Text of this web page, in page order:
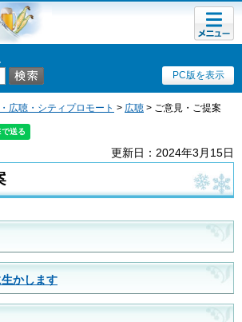
PC版を表示
メニュ
ー
広聴・シティプロモート > 広聴 > ご意見・ご提案
更新日：2024年3月15日
かします